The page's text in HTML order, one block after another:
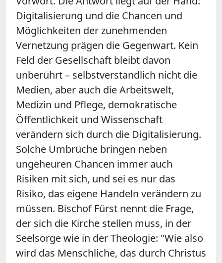
Digitalisierung und die Chancen und
Möglichkeiten der zunehmenden
Vernetzung prägen die Gegenwart. Kein
Feld der Gesellschaft bleibt davon
unberührt – selbstverständlich nicht die
Medien, aber auch die Arbeitswelt,
Medizin und Pflege, demokratische
Öffentlichkeit und Wissenschaft
verändern sich durch die Digitalisierung.
Solche Umbrüche bringen neben
ungeheuren Chancen immer auch
Risiken mit sich, und sei es nur das
Risiko, das eigene Handeln verändern zu
müssen. Bischof Fürst nennt die Frage,
der sich die Kirche stellen muss, in der
Seelsorge wie in der Theologie: "Wie also
wird das Menschliche, das durch Christus